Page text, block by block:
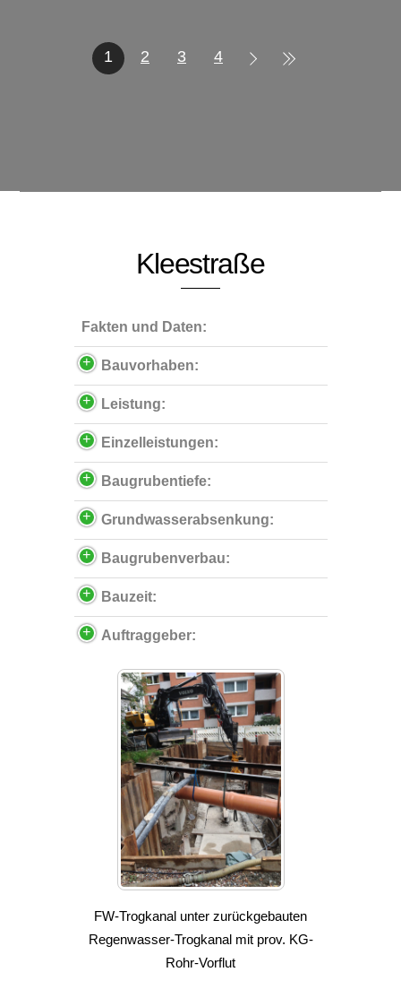
1 2 3 4
Kleestraße
Fakten und Daten:
Bauvorhaben:
Leistung:
Einzelleistungen:
Baugrubentiefe:
Grundwasserabsenkung:
Baugrubenverbau:
Bauzeit:
Auftraggeber:
FW-Trogkanal unter zurückgebauten
Regenwasser-Trogkanal mit prov. KG-
Rohr-Vorflut